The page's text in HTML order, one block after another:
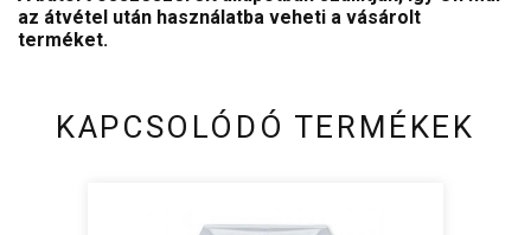
az átvétel után használatba veheti a vásárolt
terméket.
KAPCSOLÓDÓ TERMÉKEK